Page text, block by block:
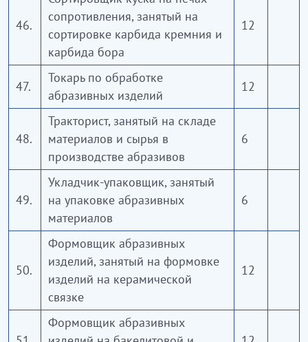
46.
сопротивления, занятый на
сортировке карбида кремния и
карбида бора
12
47.
Токарь по обработке
абразивных изделий
12
48.
Тракторист, занятый на складе
материалов и сырья в
производстве абразивов
6
49.
Укладчик-упаковщик, занятый
на упаковке абразивных
материалов
6
50.
Формовщик абразивных
изделий, занятый на формовке
изделий на керамической
связке
12
Формовщик абразивных